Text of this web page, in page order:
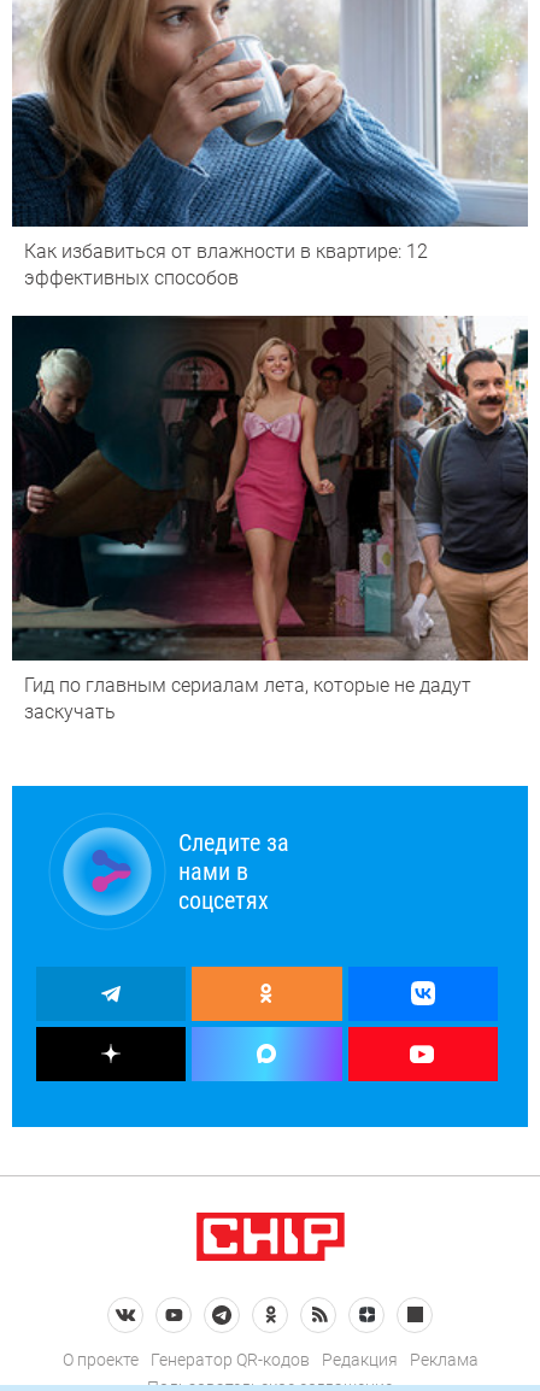
Как избавиться от влажности в квартире: 12
эффективных способов
Гид по главным сериалам лета, которые не дадут
заскучать
Следите за
нами в
соцсетях
О проекте Генератор QR-кодов Редакция
Реклама
Пользовательское соглашение